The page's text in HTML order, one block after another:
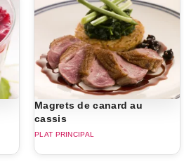
Magrets de canard au
cassis
PLAT PRINCIPAL